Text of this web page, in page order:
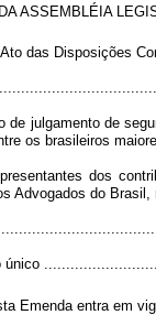
ASSEMBLÉIA
das Disposições
de julgamento de
os brasileiros
dos
Advogados do Brasil,
único
Emenda entra em